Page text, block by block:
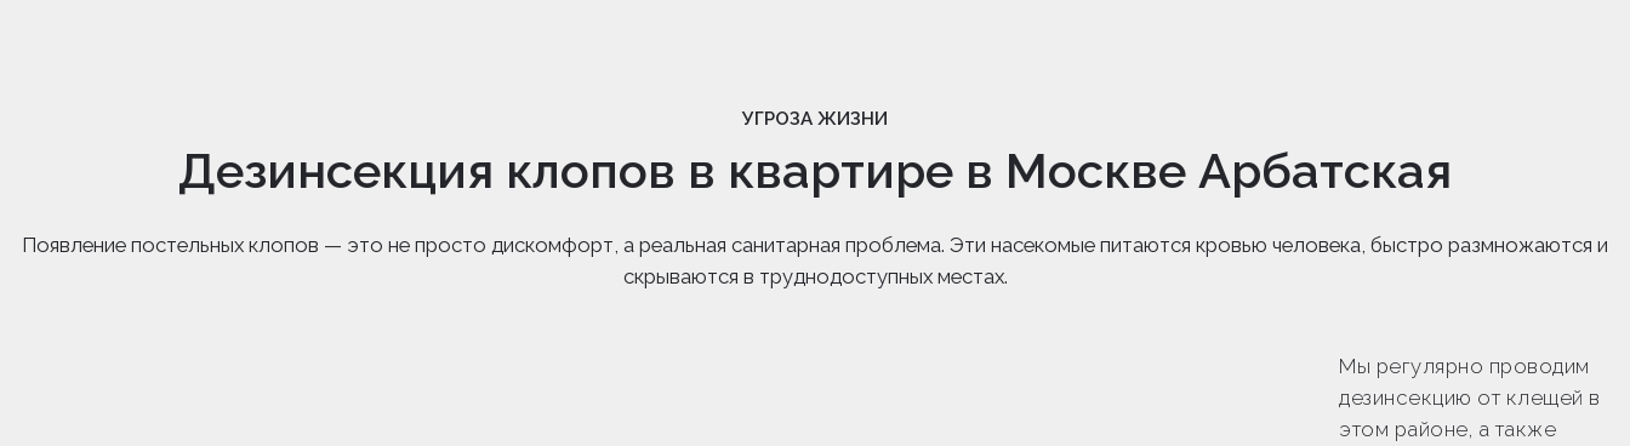
УГРОЗА ЖИЗНИ
Дезинсекция клопов в квартире в Москве Арбатская
Появление постельных клопов — это не просто дискомфорт, а реальная санитарная проблема. Эти насекомые питаются кровью человека, быстро размножаются и
скрываются в труднодоступных местах.
Мы регулярно проводим
дезинсекцию от клещей в
этом районе, а также